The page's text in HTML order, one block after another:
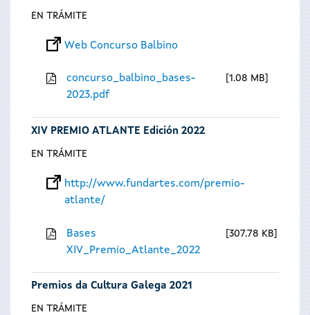
EN TRÁMITE
Web Concurso Balbino
concurso_balbino_bases-
2023.pdf
1.08 MB
XIV PREMIO ATLANTE Edición 2022
EN TRÁMITE
http://www.fundartes.com/premio-
atlante/
Bases
XIV_Premio_Atlante_2022
307.78 KB
Premios da Cultura Galega 2021
EN TRÁMITE